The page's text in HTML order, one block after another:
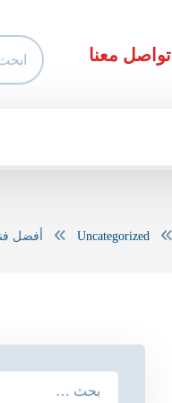
تواصل معنا
Uncategorized أفضل فنادق